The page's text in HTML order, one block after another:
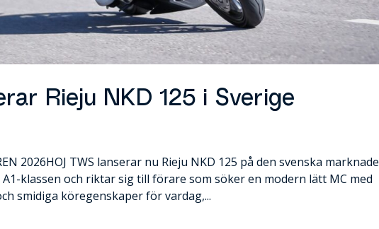
Rieju NKD 125 i Sverige
2026HOJ TWS lanserar nu Rieju NKD 125 på den svenska
klassen och riktar sig till förare som söker en modern lätt MC med
smidiga köregenskaper för vardag,...